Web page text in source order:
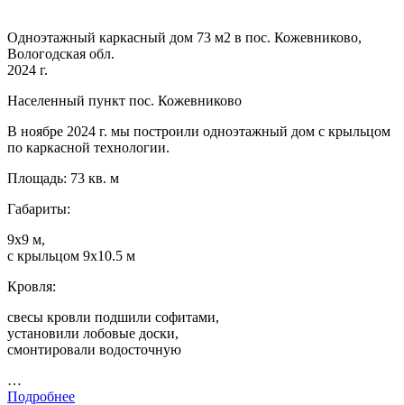
Одноэтажный каркасный дом 73 м2 в пос. Кожевниково,
Вологодская обл.
2024 г.
Населенный пункт пос. Кожевниково
В ноябре 2024 г. мы построили одноэтажный дом с крыльцом
по каркасной технологии.
Площадь: 73 кв. м
Габариты:
9х9 м,
с крыльцом 9х10.5 м
Кровля:
свесы кровли подшили софитами,
установили лобовые доски,
смонтировали водосточную
…
Подробнее